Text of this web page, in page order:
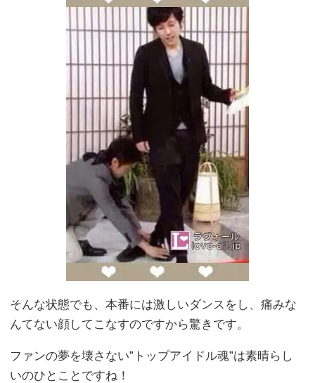
そんな状態でも、本番には激しいダンスをし、痛みな
んてない顔してこなすのですから驚きです。
ファンの夢を壊さない”トップアイドル魂”は素晴らし
いのひとことですね！